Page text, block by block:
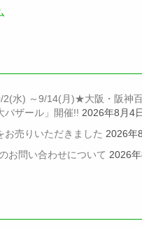
2(水) ～9/14(月)★大阪・阪神
バザール」開催!! 2026年8月4
お売りいただきました 2026年
お問い合わせについて 2026